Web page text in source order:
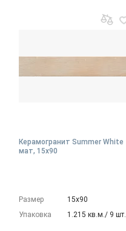
Керамогранит Summer White
мат, 15x90
Размер
15х90
Упаковка
1.215 кв.м./ 9 шт.